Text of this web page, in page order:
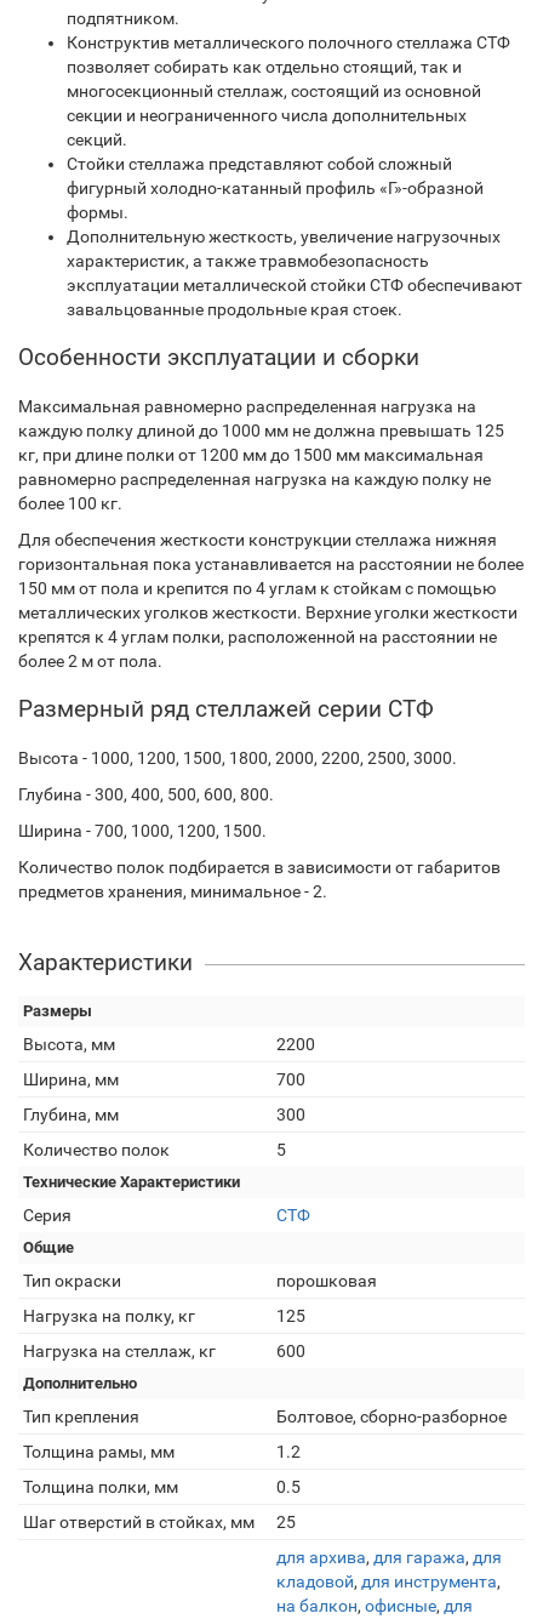
подпятником.
Конструктив металлического полочного стеллажа СТФ
позволяет собирать как отдельно стоящий, так и
многосекционный стеллаж, состоящий из основной
секции и неограниченного числа дополнительных
секций.
Стойки стеллажа представляют собой сложный
фигурный холодно-катанный профиль «Г»-образной
формы.
Дополнительную жесткость, увеличение нагрузочных
характеристик, а также травмобезопасность
эксплуатации металлической стойки СТФ обеспечивают
завальцованные продольные края стоек.
Особенности эксплуатации и сборки
Максимальная равномерно распределенная нагрузка на
каждую полку длиной до 1000 мм не должна превышать 125
кг, при длине полки от 1200 мм до 1500 мм максимальная
равномерно распределенная нагрузка на каждую полку не
более 100 кг.
Для обеспечения жесткости конструкции стеллажа нижняя
горизонтальная пока устанавливается на расстоянии не более
150 мм от пола и крепится по 4 углам к стойкам с помощью
металлических уголков жесткости. Верхние уголки жесткости
крепятся к 4 углам полки, расположенной на расстоянии не
более 2 м от пола.
Размерный ряд стеллажей серии СТФ
Высота - 1000, 1200, 1500, 1800, 2000, 2200, 2500, 3000.
Глубина - 300, 400, 500, 600, 800.
Ширина - 700, 1000, 1200, 1500.
Количество полок подбирается в зависимости от габаритов
предметов хранения, минимальное - 2.
Характеристики
Размеры
Высота, мм
2200
Ширина, мм
700
Глубина, мм
300
Количество полок
5
Технические Характеристики
Серия СТФ
Общие
Тип окраски
порошковая
Нагрузка на полку, кг
125
Нагрузка на стеллаж, кг
600
Дополнительно
Тип крепления
Болтовое, сборно-разборное
Толщина рамы, мм
1.2
Толщина полки, мм
0.5
Шаг отверстий в стойках, мм
25
для архива, для гаража, для
кладовой, для инструмента,
на балкон, офисные, для